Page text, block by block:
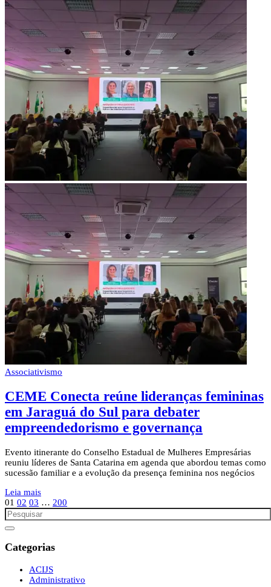
Associativismo
CEME Conecta reúne lideranças femininas
em Jaraguá do Sul para debater
empreendedorismo e governança
Evento itinerante do Conselho Estadual de Mulheres Empresárias
reuniu líderes de Santa Catarina em agenda que abordou temas como
sucessão familiar e a evolução da presença feminina nos negócios
Leia mais
01 02 03 … 200
Categorias
ACIJS
Administrativo